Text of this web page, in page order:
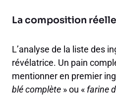
La composition
L’analyse de la liste des
révélatrice. Un pain
mentionner en premier
blé complète » ou « farine